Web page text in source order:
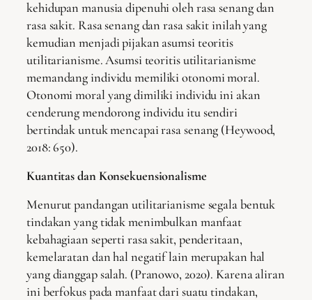
kehidupan manusia dipenuhi oleh rasa senang dan
rasa sakit. Rasa senang dan rasa sakit inilah yang
kemudian menjadi pijakan asumsi teoritis
utilitarianisme. Asumsi teoritis utilitarianisme
memandang individu memiliki otonomi moral.
Otonomi moral yang dimiliki individu ini akan
cenderung mendorong individu itu sendiri
bertindak untuk mencapai rasa senang (Heywood,
2018: 650).
Kuantitas dan Konsekuensionalisme
Menurut pandangan utilitarianisme segala bentuk
tindakan yang tidak menimbulkan manfaat
kebahagiaan seperti rasa sakit, penderitaan,
kemelaratan dan hal negatif lain merupakan hal
yang dianggap salah. (Pranowo, 2020). Karena aliran
ini berfokus pada manfaat dari suatu tindakan,